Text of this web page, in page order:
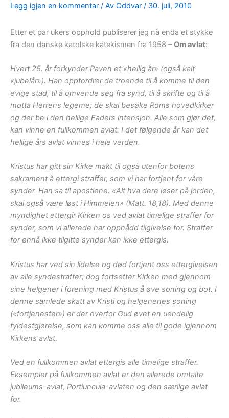
Legg igjen en kommentar / Av Oddvar / 30. juli, 2010
Etter et par ukers opphold publiserer jeg nå enda et stykke
fra den danske katolske katekismen fra 1958 –Om avlat:
Hvert 25. år forkynder Paven et «hellig år» (også kalt
«jubelår»). Han oppfordrer de troende til å komme til den
evige stad, til å omvende seg fra synd, til å skrifte og til å
motta Herrens legeme; de skal besøke Roms hovedkirker
og der be i den hellige Faders intensjon. Alle som gjør det,
kan vinne en fullkommen avlat. I det følgende år kan det
hellige års avlat vinnes i hele verden.
Kristus har gitt sin Kirke makt til også utenfor botens
sakrament å ettergi straffer, som vi har fortjent for våre
synder. Han sa til apostlene: «Alt hva dere løser på jorden,
skal også være løst i Himmelen» (Matt. 18,18). Med denne
myndighet ettergir Kirken os ved avlat timelige straffer for
synder, som vi allerede har oppnådd tilgivelse for. Straffer
for ennå ikke tilgitte synder kan ikke ettergis.
Kristus har ved sin lidelse og død fortjent oss ettergivelsen
av alle syndestraffer; dog fortsetter Kirken med gjennom
sine helgener i forening med Kristus å øve soning og bot. I
denne samlede skatt av Kristi og helgenenes soning
(«fortjenester») er der overfor Gud øvet en uendelig
fyldestgjørelse, som kan komme oss alle til gode igjennom
Kirkens avlat.
Ved en fullkommen avlat ettergis alle timelige straffer.
Eksempler på fullkommen avlat er den allerede omtalte
jubileums-avlat, Portiuncula-avlaten og den særlige avlat
for.